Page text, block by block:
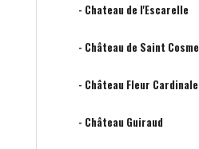
- Chateau de l'Escarelle
- Château de Saint Cosme
- Château Fleur Cardinale
- Château Guiraud